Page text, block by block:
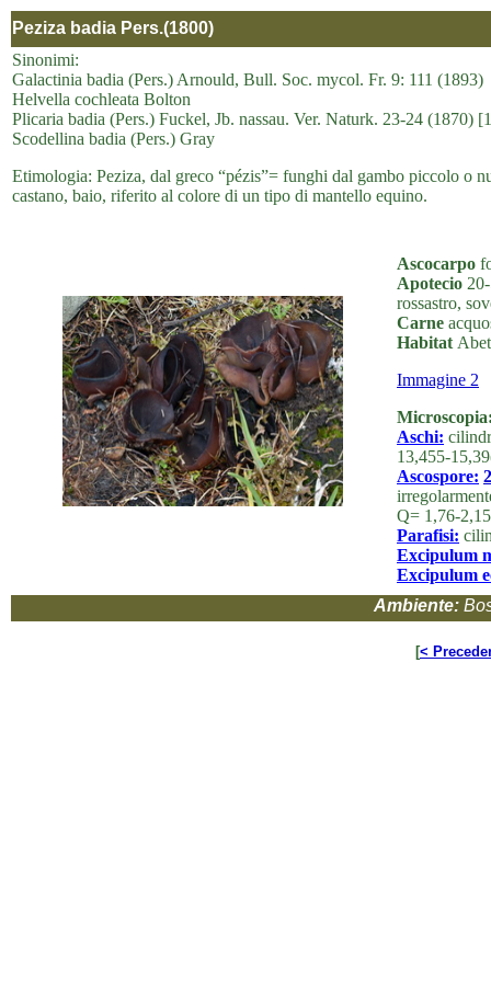
Peziza badia Pers.(1800)
Sinonimi:
Galactinia badia (Pers.) Arnould, Bull. Soc. mycol. Fr. 9: 111 (1893)
Helvella cochleata Bolton
Plicaria badia (Pers.) Fuckel, Jb. nassau. Ver. Naturk. 23-24 (1870)
Scodellina badia (Pers.) Gray
Etimologia: Peziza, dal greco “pézis”= funghi dal gambo piccolo o
castano, baio, riferito al colore di un tipo di mantello equino.
Ascocarpo
Apotecio
rossastro,
Carne
Habitat
Immagine 2
Aschi:
13,455-
Ascospore:
Q= 1,76-
Parafisi:
Excipulum
Excipulum
Ambiente:
[<